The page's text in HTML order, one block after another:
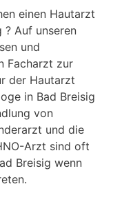
einen Hautarzt
Auf unseren
und
Facharzt zur
der Hautarzt
in Bad Breisig
von
und die
Arzt sind oft
Breisig wenn